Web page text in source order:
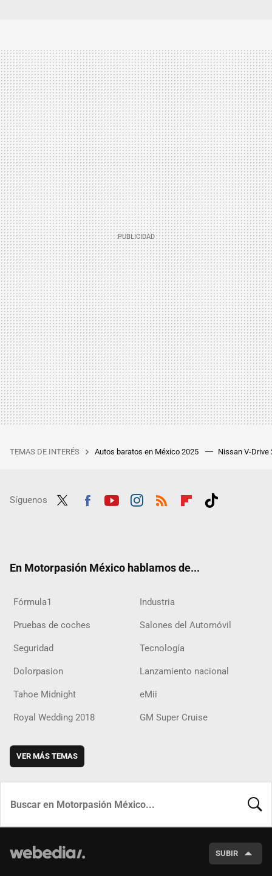
TEMAS DE INTERÉS Autos baratos en México 2025 Nissan V-Drive
Síguenos
En Motorpasión México hablamos de...
Fórmula1 Industria
Pruebas de coches Salones del Automóvil
Seguridad Tecnología
Dolorpasion Lanzamiento nacional
Tahoe Midnight eMii
Royal Wedding 2018 GM Super Cruise
VER MÁS TEMAS
SUBIR